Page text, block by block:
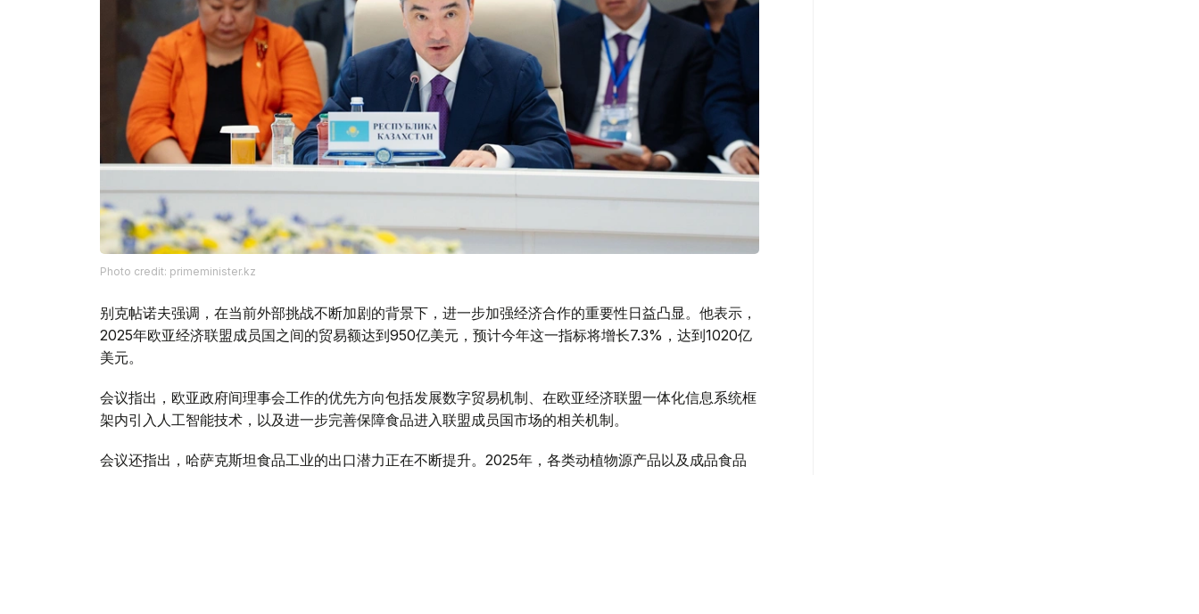
Photo credit: primeminister.kz
别克帖诺夫强调，在当前外部挑战不断加剧的背景下，进一步加强经济合作的重要性日益凸显。他表示，
2025年欧亚经济联盟成员国之间的贸易额达到950亿美元，预计今年这一指标将增长7.3%，达到1020亿
美元。
会议指出，欧亚政府间理事会工作的优先方向包括发展数字贸易机制、在欧亚经济联盟一体化信息系统框
架内引入人工智能技术，以及进一步完善保障食品进入联盟成员国市场的相关机制。
会议还指出，哈萨克斯坦食品工业的出口潜力正在不断提升。2025年，各类动植物源产品以及成品食品